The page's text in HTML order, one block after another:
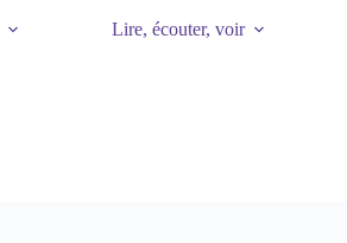
Lire, écouter, voir